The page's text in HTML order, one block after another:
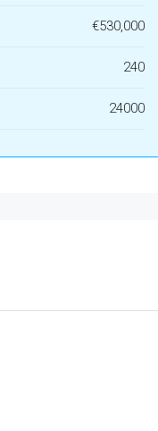
€530,000
240
24000